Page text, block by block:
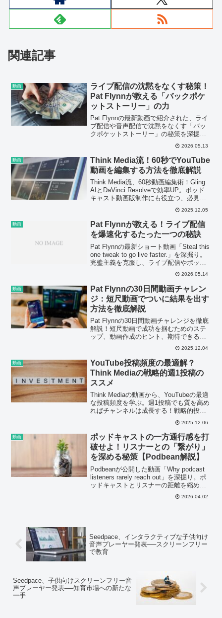
関連記事
動画
ライブ配信の沈黙をなくす秘策！
Pat Flynnが教える「バックポケ
ットストーリー」の力
Pat Flynnの最新動画で紹介された、ライ
ブ配信や音声配信で沈黙をなくす「バッ
クポケットストーリー」の秘策を深掘
り。スティーブ・ジョブズの事例から学
ぶ実践的なテクニックで、あなたの配信
クオリティを高めましょう。
2026.05.13
動画
Think Media流！60秒でYouTube
動画を編集する方法を徹底解説
Think Media流、60秒動画編集術！Gling
AIとDaVinci Resolveで効率UP。ポッド
キャスト動画版制作にも役立つ、必見の
2025.12.05
動画
Pat Flynnが教える！ライブ配信
を爆速化するたった一つの秘訣
Pat Flynnの最新ショート動画「Steal this
one tweak to go live faster.」を深掘り。
完璧主義を克服し、ライブ配信やポッド
キャストを爆速化する思考法を解説。
2026.05.14
動画
Pat Flynnの30日間動画チャレン
ジ：短尺動画でついに結果を出す
方法を徹底解説
Pat Flynnの30日間動画チャレンジを徹底
解説！短尺動画で成功を掴むためのステ
ップ、動画作成のヒント、期待できる成
果を紹介。今すぐ動画をチェックして、
2025.12.04
動画
YouTube投稿頻度の最適解？
Think Mediaの戦略的週1投稿の
ススメ
Think Mediaの動画から、YouTubeの最適
な投稿頻度を学ぶ。週1投稿でも質を高め
ればチャンネルは成長する！戦略的投稿
2025.12.06
動画
ポッドキャストの一方通行感を打
破せよ！リスナーとの「繋がり」
を深める秘策【Podbean解説】
Podbeanが公開した動画「Why podcast
listeners rarely reach out」を深掘り。ポ
ッドキャストとリスナーの距離を縮める
秘策、Fan Mailの誕生秘話と価値を解2026.04.02
Seedpace、インタラクティブな子供向け
音声プレーヤー発表──スクリーンフリー
で教育
Seedpace、子供向けスクリーンフリー音
声プレーヤー発表──知育市場への新たな
一手